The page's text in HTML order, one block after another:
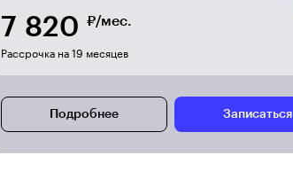
7 820 ₽/мес.
Рассрочка на 19 месяцев
Подробнее Записаться